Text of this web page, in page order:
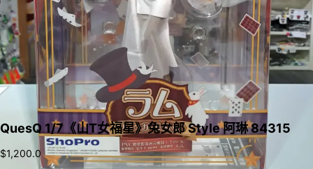
QuesQ 1/7《山T女福星》兔女郎 Style 阿琳 84315
$1,200.0